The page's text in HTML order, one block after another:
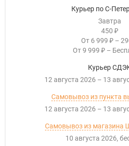
Курьер по С-
Завтра
450 ₽
От 6 999 ₽ –
От 9 999 ₽ –
Курьер
12 августа 2026 – 13
Самовывоз из пункта
12 августа 2026 – 13
Самовывоз из магазина
10 августа 2026